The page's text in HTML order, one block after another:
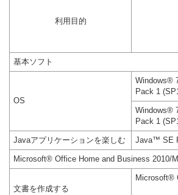
利用目的
基本ソフト
OS
Windows®
Pack 1
Windows®
Pack 1
Javaアプリケーションを楽しむ Java™ SE
Microsoft® Office Home and Business 2010/
文書を作成する
Microsoft®